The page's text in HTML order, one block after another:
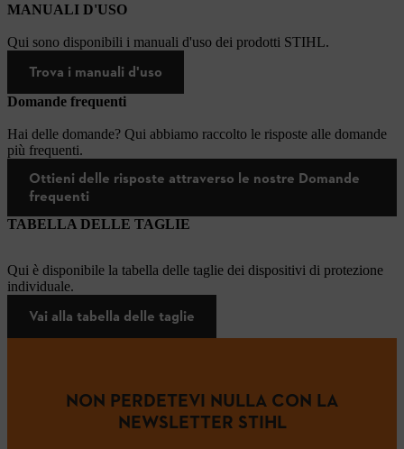
MANUALI D'USO
Qui sono disponibili i manuali d'uso dei prodotti STIHL.
Trova i manuali d'uso
Domande frequenti
Hai delle domande? Qui abbiamo raccolto le risposte alle domande
più frequenti.
Ottieni delle risposte attraverso le nostre Domande
frequenti
TABELLA DELLE TAGLIE
Qui è disponibile la tabella delle taglie dei dispositivi di protezione
individuale.
Vai alla tabella delle taglie
NON PERDETEVI NULLA CON LA
NEWSLETTER STIHL